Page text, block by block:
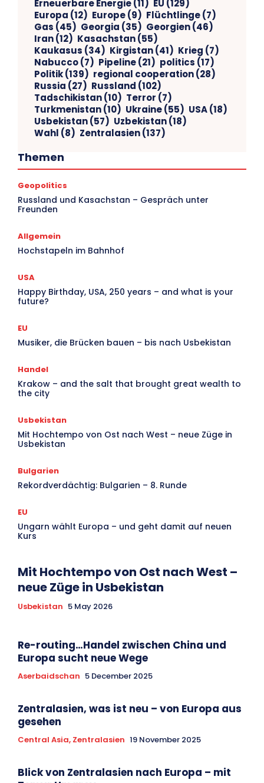
Erneuerbare Energie(11) EU (129)
Europa (12) Europe(9) Flüchtlinge(7)
Gas (45) Georgia (35) Georgien(46)
Iran(12) Kasachstan(55)
Kaukasus (34) Kirgistan(41) Krieg (7)
Nabucco(7) Pipeline(21) politics (17)
Politik(139) regional cooperation(28)
Russia (27) Russland (102)
Tadschikistan(10) Terror (7)
Turkmenistan(10) Ukraine(55) USA(18)
Usbekistan(57) Uzbekistan(18)
Wahl (8) Zentralasien(137)
Themen
Geopolitics
Russland und Kasachstan – Gespräch unter
Freunden
Allgemein
Hochstapeln im Bahnhof
USA
Happy Birthday, USA, 250 years – and what is your
future?
EU
Musiker, die Brücken bauen – bis nach Usbekistan
Handel
Krakow – and the salt that brought great wealth to
the city
Usbekistan
Mit Hochtempo von Ost nach West – neue Züge in
Usbekistan
Bulgarien
Rekordverdächtig: Bulgarien – 8. Runde
EU
Ungarn wählt Europa – und geht damit auf neuen
Kurs
Mit Hochtempo von Ost nach West –
neue Züge in Usbekistan
Usbekistan 5 May 2026
Re-routing…Handel zwischen China und
Europa sucht neue Wege
Aserbaidschan 5 December 2025
Zentralasien, was ist neu – von Europa aus
gesehen
Central Asia, Zentralasien 19 November 2025
Blick von Zentralasien nach Europa – mit